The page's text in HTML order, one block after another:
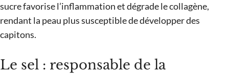
sucre favorise l’inflammation et dégrade le collagène,
rendant la peau plus susceptible de développer des
capitons.
Le sel : responsable de la